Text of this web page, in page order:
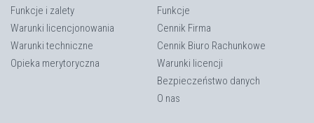
Funkcje i zalety
Warunki licencjonowania
Warunki techniczne
Opieka merytoryczna
Funkcje
Cennik Firma
Cennik Biuro Rachunkowe
Warunki licencji
Bezpieczeństwo danych
O nas